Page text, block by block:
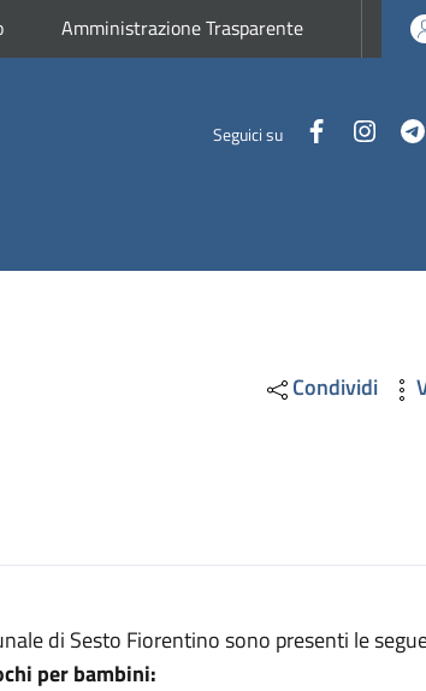
Amministrazione Trasparente
Seguici su Facebook
Condividi
di Sesto Fiorentino sono presenti le
per bambini: